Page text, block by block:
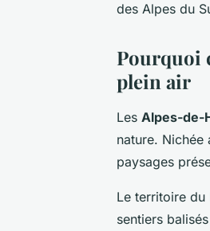
des Alpes du
Pourquoi
plein air
Les Alpes-de-
nature.
paysages
Le territoire du
sentiers